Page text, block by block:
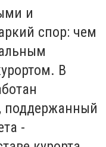
и
спор: чем
В
поддержанный
-